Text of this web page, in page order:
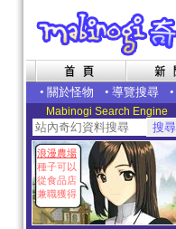
• 關於怪物 • 導覽搜尋 •
Mabinogi Search Engine
浪漫農場
種子可以
從食品店
兼職獲得